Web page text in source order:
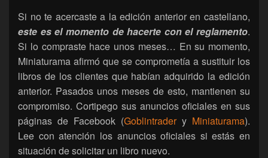
Si no te acercaste a la edición anterior en castellano,
este es el momento de hacerte con el reglamento.
Si lo compraste hace unos meses… En su momento,
Miniaturama afirmó que se comprometía a sustituir los
libros de los clientes que habían adquirido la edición
anterior. Pasados unos meses de esto, mantienen su
compromiso. Cortipego sus anuncios oficiales en sus
páginas de Facebook (Goblintrader y Miniaturama).
Lee con atención los anuncios oficiales si estás en
situación de solicitar un libro nuevo.